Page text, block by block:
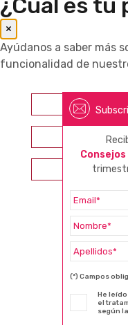
Consejos
(*) Campos
He
el
según la
¿Cuál es tu
×
Ayúdanos a saber más
funcionalidad de
Otros